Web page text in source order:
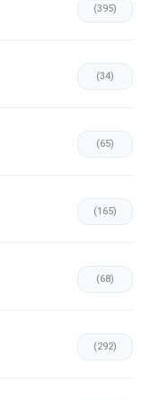
(395)
(34)
(65)
(165)
(68)
(292)